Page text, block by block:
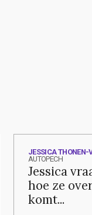
JESSICA THONEN-
AUTOPECH
Jessica
hoe ze
komt...